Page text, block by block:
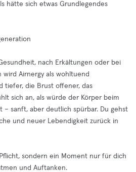
hätte sich etwas Grundlegendes
nach Erkältungen oder bei
Airnergy als wohltuend
tiefer, die Brust offener, das
sich an, als würde der Körper beim
– sanft, aber deutlich spürbar. Du gehst
und neuer Lebendigkeit zurück in
sondern ein Moment nur für dich
und Auftanken.